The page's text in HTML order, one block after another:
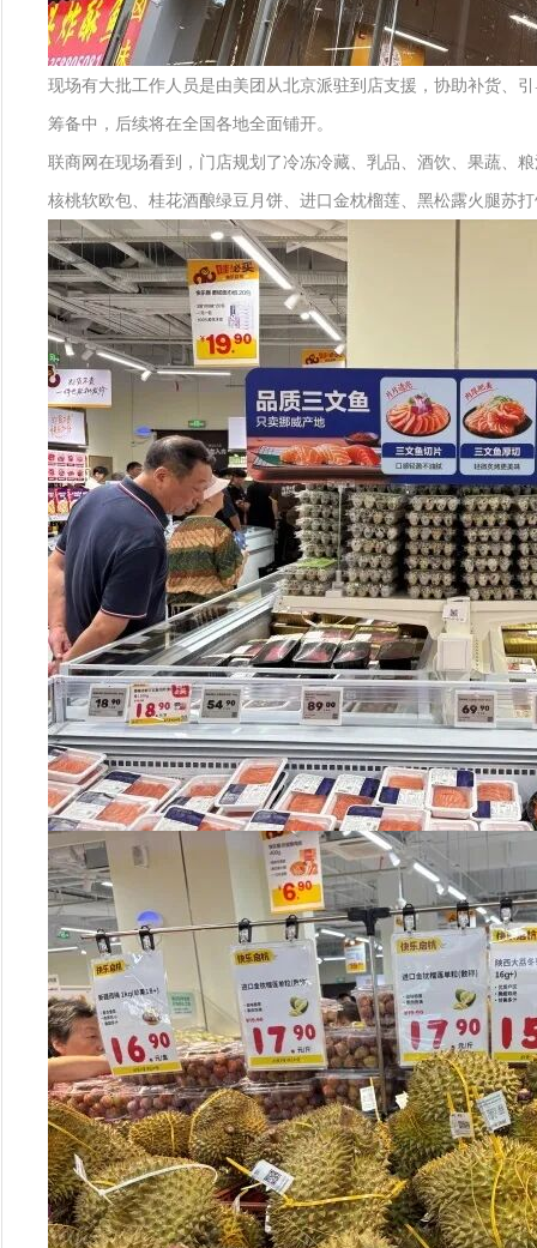
现场有大批工作人员是由美团从北京派驻到店支援，协助补货、
筹备中，后续将在全国各地全面铺开。
联商网在现场看到，门店规划了冷冻冷藏、乳品、酒饮、果蔬、
核桃软欧包、桂花酒酿绿豆月饼、进口金枕榴莲、黑松露火腿苏